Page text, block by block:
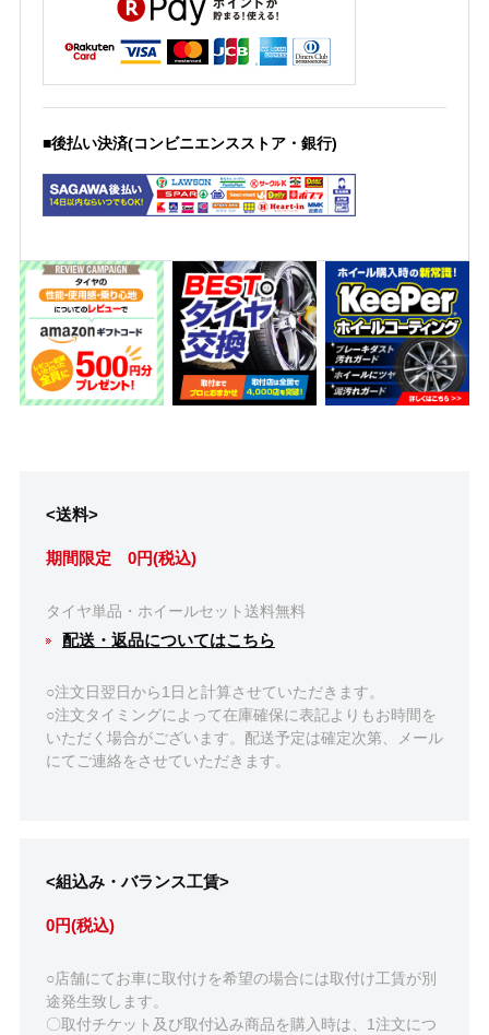
■後払い決済(コンビニエンスストア・銀行)
<送料>
期間限定 0円(税込)
タイヤ単品・ホイールセット送料無料
配送・返品についてはこちら
○注文日翌日から1日と計算させていただきます。
○注文タイミングによって在庫確保に表記よりもお時間を
いただく場合がございます。配送予定は確定次第、メール
にてご連絡をさせていただきます。
<組込み・バランス工賃>
0円(税込)
○店舗にてお車に取付けを希望の場合には取付け工賃が別
途発生致します。
〇取付チケット及び取付込み商品を購入時は、1注文につ